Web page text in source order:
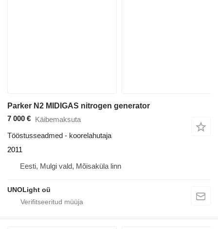
Parker N2 MIDIGAS nitrogen generator
7 000 € Käibemaksuta
Tööstusseadmed - koorelahutaja
2011
Eesti, Mulgi vald, Mõisaküla linn
UNOLight oü